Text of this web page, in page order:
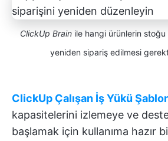
ClickUp Brain ile hangi ürünlerin stoğu
yeniden sipariş edilmesi
ClickUp Çalışan İş Yükü
kapasitelerini izlemeye ve
başlamak için kullanıma hazır